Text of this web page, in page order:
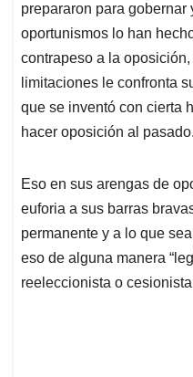
prepararon para
oportunismos lo han
contrapeso a la
limitaciones le confronta
que se inventó con cierta
hacer oposición al pasado.
Eso en sus arengas de
euforia a sus barras
permanente y a lo que
eso de alguna manera
reeleccionista o